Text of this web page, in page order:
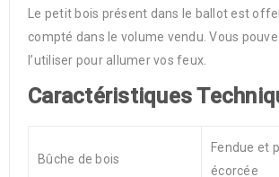
Le petit bois présent dans le ballot est
compté dans le volume vendu. Vous
l’utiliser pour allumer vos feux.
Caractéristiques
Bûche de bois
Fendue et
écorcée